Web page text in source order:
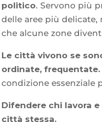
politico. Servono più
delle aree più
che alcune zone
Le città vivono se
ordinate, frequentate.
condizione essenziale
Difendere chi lavora
città stessa.